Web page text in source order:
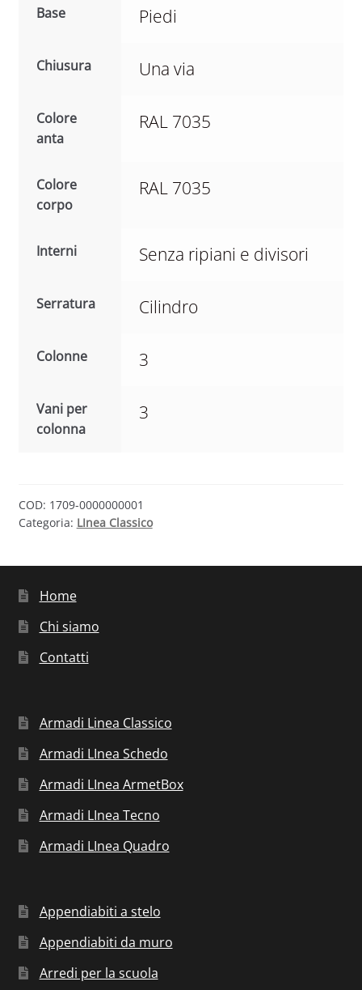
Base Piedi
Chiusura Una via
Colore
anta
RAL 7035
Colore
corpo
RAL 7035
Interni Senza ripiani e divisori
Serratura Cilindro
Colonne 3
Vani per
colonna
3
COD: 1709-0000000001
Categoria: LInea Classico
Home
Chi siamo
Contatti
Armadi Linea Classico
Armadi LInea Schedo
Armadi LInea ArmetBox
Armadi LInea Tecno
Armadi LInea Quadro
Appendiabiti a stelo
Appendiabiti da muro
Arredi per la scuola